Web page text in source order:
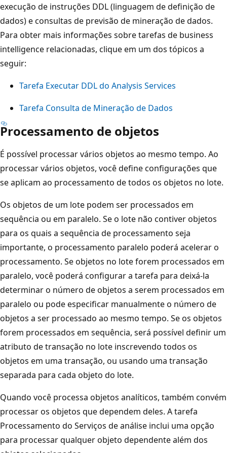
execução de instruções DDL (linguagem de definição de
dados) e consultas de previsão de mineração de dados.
Para obter mais informações sobre tarefas de business
intelligence relacionadas, clique em um dos tópicos a
seguir:
Tarefa Executar DDL do Analysis Services
Tarefa Consulta de Mineração de Dados
Processamento de objetos
É possível processar vários objetos ao mesmo tempo. Ao
processar vários objetos, você define configurações que
se aplicam ao processamento de todos os objetos no lote.
Os objetos de um lote podem ser processados em
sequência ou em paralelo. Se o lote não contiver objetos
para os quais a sequência de processamento seja
importante, o processamento paralelo poderá acelerar o
processamento. Se objetos no lote forem processados em
paralelo, você poderá configurar a tarefa para deixá-la
determinar o número de objetos a serem processados em
paralelo ou pode especificar manualmente o número de
objetos a ser processado ao mesmo tempo. Se os objetos
forem processados em sequência, será possível definir um
atributo de transação no lote inscrevendo todos os
objetos em uma transação, ou usando uma transação
separada para cada objeto do lote.
Quando você processa objetos analíticos, também convém
processar os objetos que dependem deles. A tarefa
Processamento do Serviços de análise inclui uma opção
para processar qualquer objeto dependente além dos